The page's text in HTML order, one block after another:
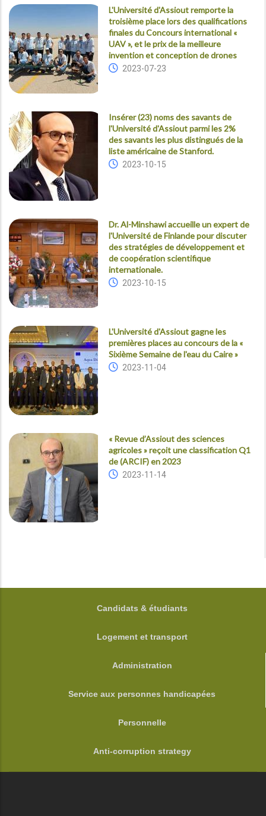
L'Université d'Assiout remporte la
troisième place lors des qualifications
finales du Concours international «
UAV », et le prix de la meilleure
invention et conception de drones
2023-07-23
Insérer (23) noms des savants de
l'Université d'Assiout parmi les 2%
des savants les plus distingués de la
liste américaine de Stanford.
2023-10-15
Dr. Al-Minshawi accueille un expert de
l'Université de Finlande pour discuter
des stratégies de développement et
de coopération scientifique
internationale.
2023-10-15
L'Université d'Assiout gagne les
premières places au concours de la «
Sixième Semaine de l'eau du Caire »
2023-11-04
« Revue d’Assiout des sciences
agricoles » reçoit une classification Q1
de (ARCIF) en 2023
2023-11-14
FOOTER
Candidats & étudiants
Logement et transport
Administration
Service aux personnes handicapées
Personnelle
Anti-corruption strategy